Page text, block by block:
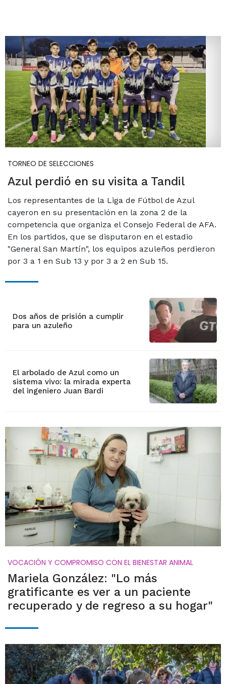
TORNEO DE SELECCIONES
Azul perdió en su visita a Tandil
Los representantes de la Liga de Fútbol de Azul
cayeron en su presentación en la zona 2 de la
competencia que organiza el Consejo Federal de AFA.
En los partidos, que se disputaron en el estadio
"General San Martín", los equipos azuleños perdieron
por 3 a 1 en Sub 13 y por 3 a 2 en Sub 15.
Dos años de prisión a cumplir
para un azuleño
El arbolado de Azul como un
sistema vivo: la mirada experta
del ingeniero Juan Bardi
VOCACIÓN Y COMPROMISO CON EL BIENESTAR ANIMAL
Mariela González: "Lo más
gratificante es ver a un paciente
recuperado y de regreso a su hogar"